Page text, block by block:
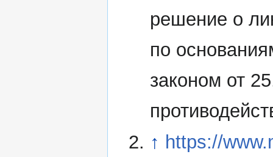
решение о
по
законом от
↑ https://